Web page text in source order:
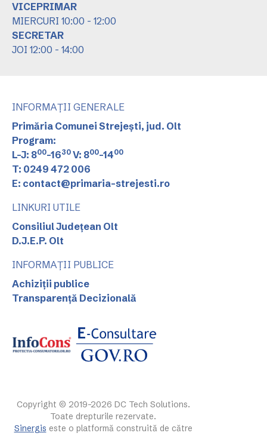
VICEPRIMAR
MIERCURI 10:00 - 12:00
SECRETAR
JOI 12:00 - 14:00
INFORMAȚII GENERALE
Primăria Comunei Strejești, jud. Olt
Program:
L-J: 800-1630 V: 800-1400
T: 0249 472 006
E: contact@primaria-strejesti.ro
LINKURI UTILE
Consiliul Județean Olt
D.J.E.P. Olt
INFORMAȚII PUBLICE
Achiziții publice
Transparență Decizională
Copyright © 2019-2026 DC Tech Solutions.
Toate drepturile rezervate.
Sinergis este o platformă construită de către